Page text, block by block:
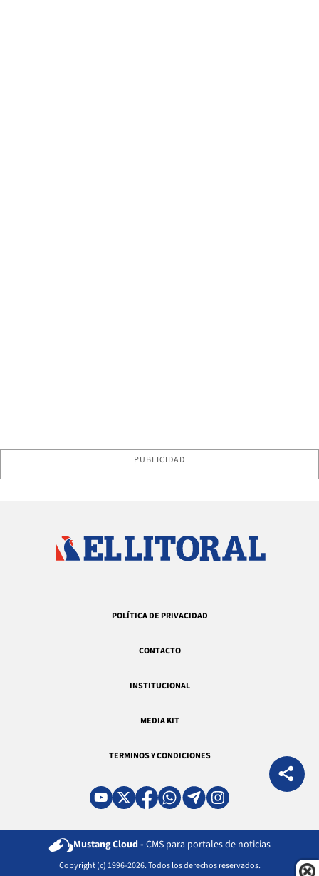
PUBLICIDAD
POLÍTICA DE PRIVACIDAD
CONTACTO
INSTITUCIONAL
MEDIA KIT
TERMINOS Y CONDICIONES
Mustang Cloud - CMS para portales de noticias
Copyright (c) 1996-2026. Todos los derechos reservados.